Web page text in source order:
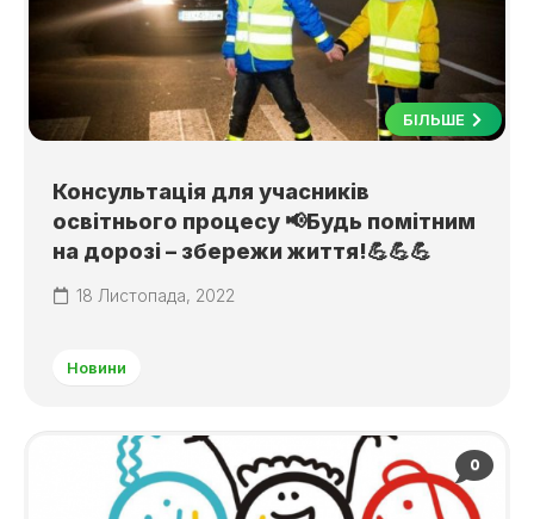
БІЛЬШЕ
Консультація для учасників
освітнього процесу 📢Будь помітним
на дорозі – збережи життя!💪💪💪
18 Листопада, 2022
Новини
0